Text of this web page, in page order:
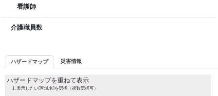
看護師
介護職員数
ハザードマップ 災害情報
ハザードマップを重ねて表示
表示したい[区域名]を選択（複数選択可）